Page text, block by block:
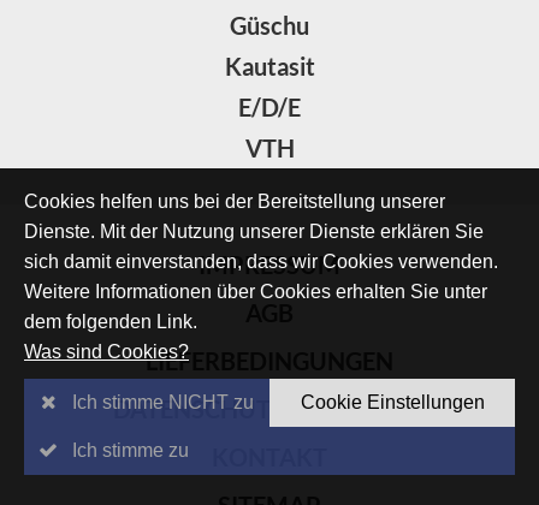
Güschu
Kautasit
E/D/E
VTH
IMPRESSUM
LIEFERBEDINGUNGEN
DATENSCHUTZERKLÄRUNG
Cookies helfen uns bei der Bereitstellung unserer
Dienste. Mit der Nutzung unserer Dienste erklären Sie
sich damit einverstanden, dass wir Cookies verwenden.
Weitere Informationen über Cookies erhalten Sie unter
dem folgenden Link.
Was sind Cookies?
Ich stimme NICHT zu Cookie Einstellungen
Ich stimme zu